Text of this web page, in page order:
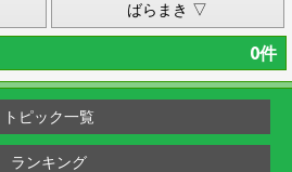
ばらまき ▽
0件
トピック一覧
ランキング